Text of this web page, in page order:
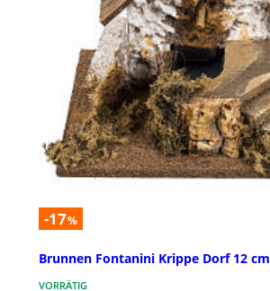
-17%
Brunnen Fontanini Krippe Dorf 12 cm
VORRÄTIG